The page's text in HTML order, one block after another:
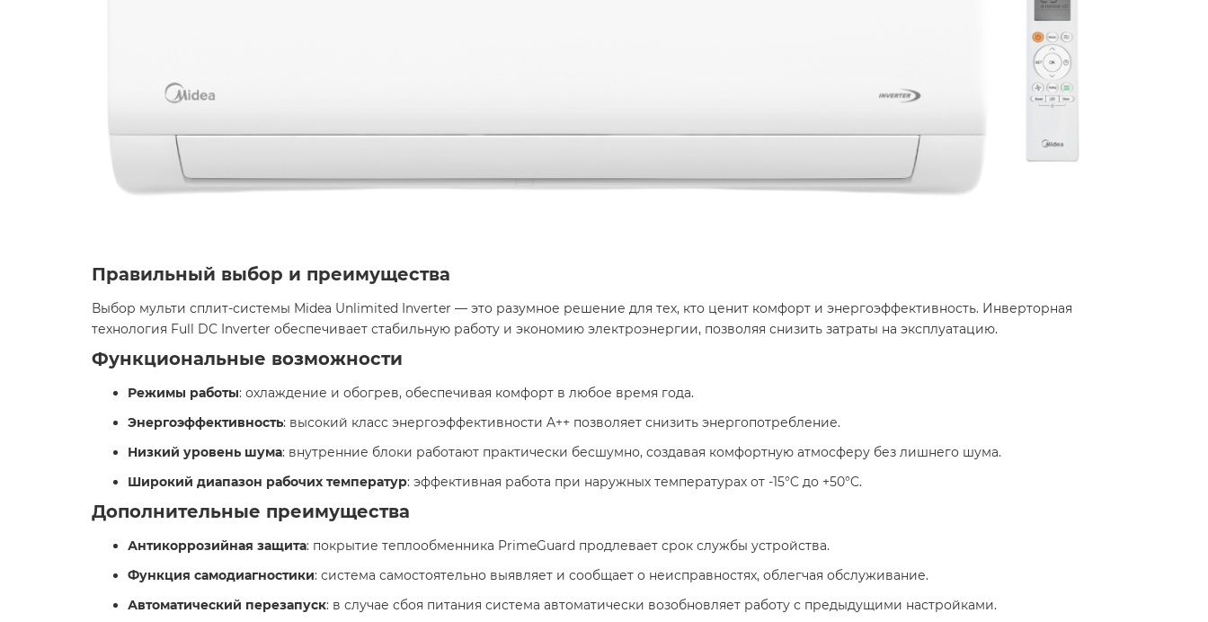
Правильный выбор и преимущества
Выбор мульти сплит-системы Midea Unlimited Inverter — это разумное решение для тех, кто ценит комфорт и энергоэффективность. Инверторная
технология Full DC Inverter обеспечивает стабильную работу и экономию электроэнергии, позволяя снизить затраты на эксплуатацию. ​
Функциональные возможности
Режимы работы: охлаждение и обогрев, обеспечивая комфорт в любое время года.
Энергоэффективность: высокий класс энергоэффективности A++ позволяет снизить энергопотребление. ​
Низкий уровень шума: внутренние блоки работают практически бесшумно, создавая комфортную атмосферу без лишнего шума. ​
Широкий диапазон рабочих температур: эффективная работа при наружных температурах от -15°C до +50°C. ​
Дополнительные преимущества
Антикоррозийная защита: покрытие теплообменника PrimeGuard продлевает срок службы устройства. ​
Функция самодиагностики: система самостоятельно выявляет и сообщает о неисправностях, облегчая обслуживание. ​
Автоматический перезапуск: в случае сбоя питания система автоматически возобновляет работу с предыдущими настройками. ​